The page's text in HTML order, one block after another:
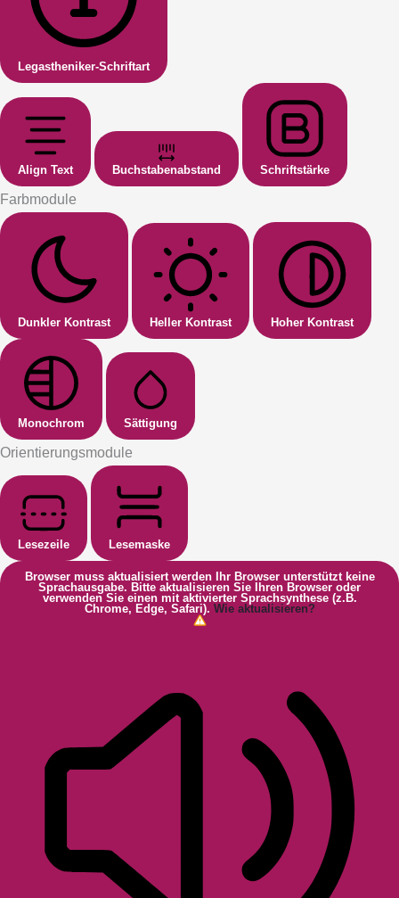
Legastheniker-Schriftart
Align Text Buchstabenabstand Schriftstärke
Farbmodule
Dunkler Kontrast Heller Kontrast Hoher Kontrast
Monochrom Sättigung
Orientierungsmodule
Lesezeile Lesemaske
Browser muss aktualisiert werden Ihr Browser unterstützt keine
Sprachausgabe. Bitte aktualisieren Sie Ihren Browser oder
verwenden Sie einen mit aktivierter Sprachsynthese (z.B.
Chrome, Edge, Safari). Wie aktualisieren?